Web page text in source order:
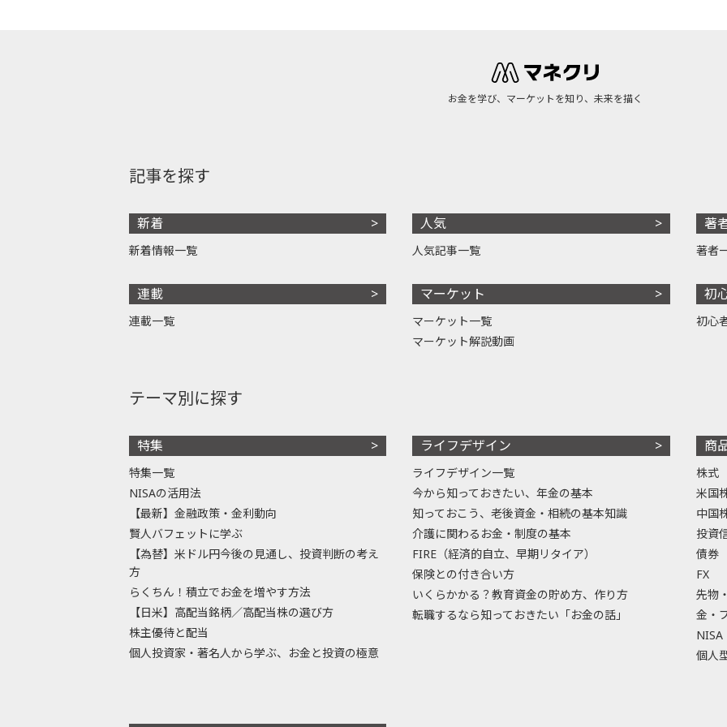
お金を学び、マーケットを知り、未来を描く
記事を探す
新着
新着情報一覧
連載
連載一覧
人気
人気記事一覧
マーケット
マーケット一覧
マーケット解説動画
著
著者
初
初心
テーマ別に探す
特集
特集一覧
NISAの活用法
【最新】金融政策・金利動向
賢人バフェットに学ぶ
【為替】米ドル円今後の見通し、投資判断の考え
方
らくちん！積立でお金を増やす方法
【日米】高配当銘柄／高配当株の選び方
株主優待と配当
個人投資家・著名人から学ぶ、お金と投資の極意
ライフデザイン
ライフデザイン一覧
今から知っておきたい、年金の基本
知っておこう、老後資金・相続の基本知識
介護に関わるお金・制度の基本
FIRE（経済的自立、早期リタイア）
保険との付き合い方
いくらかかる？教育資金の貯め方、作り方
転職するなら知っておきたい「お金の話」
商
株式
米国
中国
投資
債券
FX
先物
金・
NISA
個人